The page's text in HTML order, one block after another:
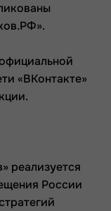
«ВКонтакте»
реализуется
России